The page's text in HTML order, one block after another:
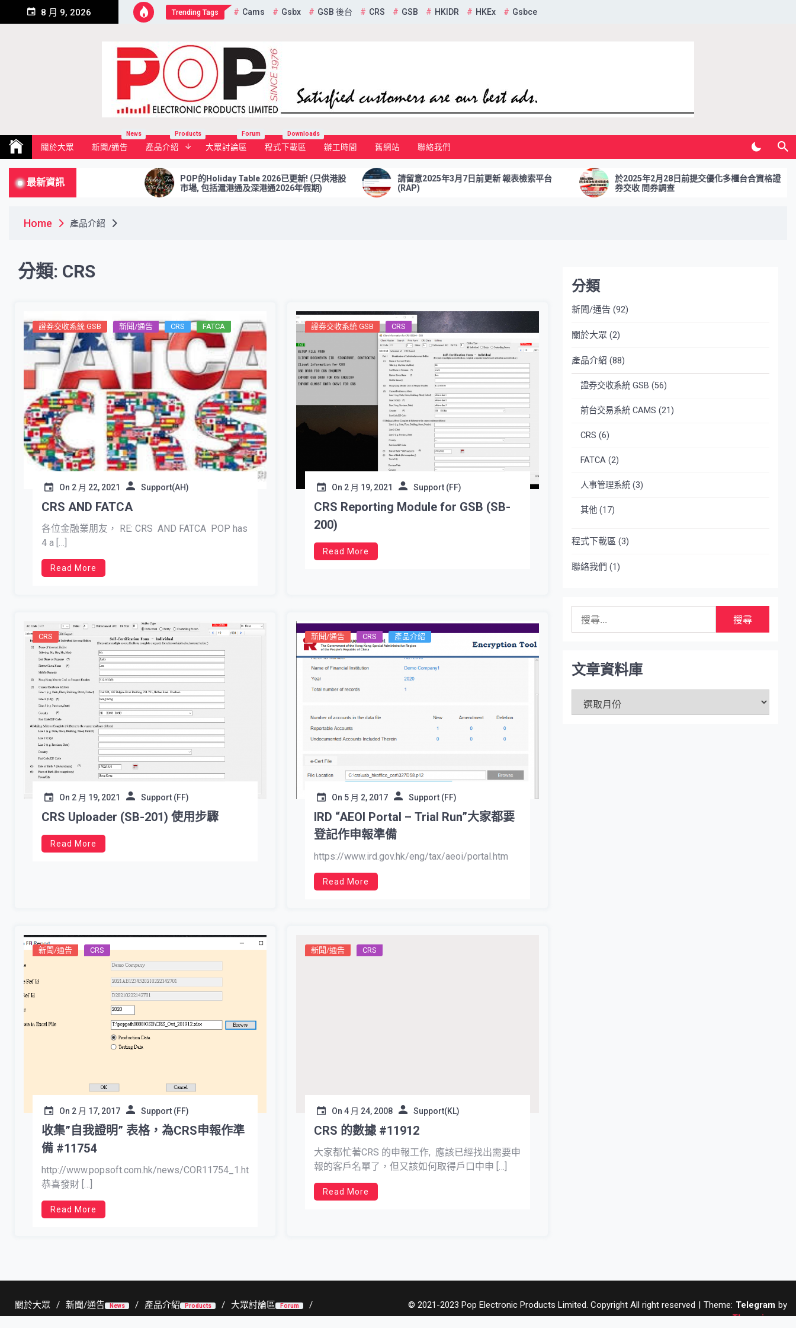
8 月 9, 2026 Trending Tags Cams Gsbx GSB 後台 CRS GSB HKIDR HKEx Gsbce
Pop Electronic Products Limited
關於大眾 新聞/通告
News
產品介紹
Products
大眾討論區
Forum
程式下載區
Downloads
辦工時間 舊網站 聯絡我們
最新資訊
載區
POP的Holiday Table 2026已更新! (只供港股
市場, 包括滬港通及深港通2026年假期)
請留意2025年3月7日前更新 報表檢索平台
(RAP)
於2025年2月28日前提交優化多櫃台合資格證
券交收 問券調查
Home 產品介紹
分類: CRS
證券交收系統 GSB 新聞/通告 CRS FATCA
On 2 月 22, 2021 Support(AH)
CRS AND FATCA
各位金融業朋友， RE: CRS AND FATCA POP has
4 a […]
Read More
證券交收系統 GSB CRS
On 2 月 19, 2021 Support (FF)
CRS Reporting Module for GSB (SB-
200)
Read More
CRS
On 2 月 19, 2021 Support (FF)
CRS Uploader (SB-201) 使用步驟
Read More
新聞/通告 CRS 產品介紹
On 5 月 2, 2017 Support (FF)
IRD “AEOI Portal – Trial Run”大家都要
登記作申報準備
https://www.ird.gov.hk/eng/tax/aeoi/portal.htm
Read More
新聞/通告 CRS
On 2 月 17, 2017 Support (FF)
收集”自我證明” 表格，為CRS申報作準
備 #11754
http://www.popsoft.com.hk/news/COR11754_1.htm
恭喜發財 […]
Read More
新聞/通告 CRS
On 4 月 24, 2008 Support(KL)
CRS 的數據 #11912
大家都忙著CRS 的申報工作, 應該已經找出需要申
報的客戶名單了，但又該如何取得戶口中申 […]
Read More
分類
新聞/通告 (92)
關於大眾 (2)
產品介紹 (88)
證券交收系統 GSB (56)
前台交易系統 CAMS (21)
CRS (6)
FATCA(2)
人事管理系統(3)
其他(17)
程式下載區 (3)
聯絡我們 (1)
字:
文章資料庫
資
關於大眾 新聞/通告 News 產品介紹 Products 大眾討論區 Forum © 2021-2023 Pop Electronic Products Limited. Copyright All right reserved | Theme: Telegram by
Themeinwp